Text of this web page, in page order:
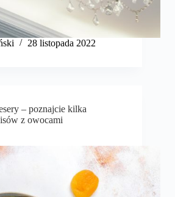
28 listopada 2022
– poznajcie kilka
z owocami